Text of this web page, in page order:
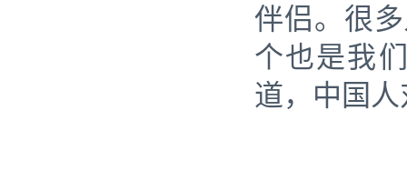
伴侣。很
个也是我
道，中国